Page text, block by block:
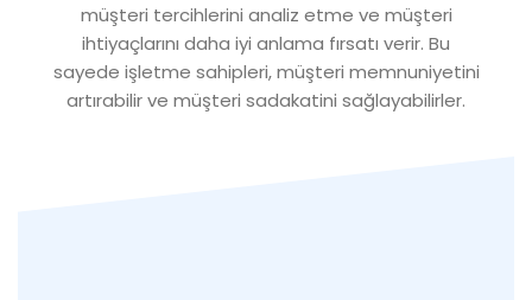
müşteri tercihlerini analiz etme ve müşteri
ihtiyaçlarını daha iyi anlama fırsatı verir. Bu
sayede işletme sahipleri, müşteri memnuniyetini
artırabilir ve müşteri sadakatini sağlayabilirler.